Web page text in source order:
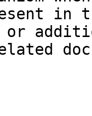
in